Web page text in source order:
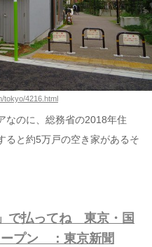
tokyo/4216.html
なのに、総務省の2018年住
ると約5万戸の空き家があるそ
で払ってね 東京・国
ープン ：東京新聞